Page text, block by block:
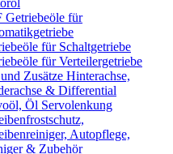
Getriebeöle für
für Schaltgetriebe
für Verteilergetriebe
Zusätze Hinterachse,
& Differential
Öl Servolenkung
Autopflege,
& Zubehör